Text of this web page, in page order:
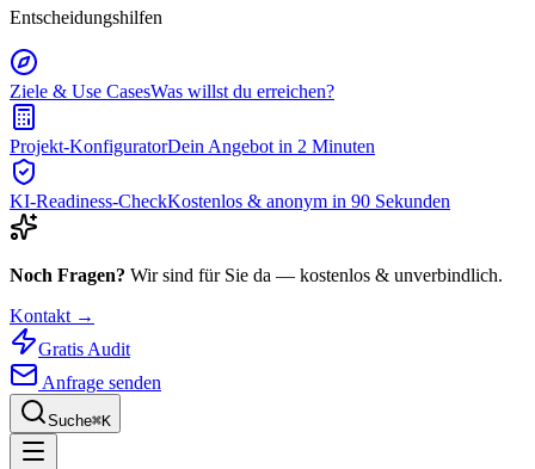
Entscheidungshilfen
Ziele & Use CasesWas willst du erreichen?
Projekt-KonfiguratorDein Angebot in 2 Minuten
KI-Readiness-CheckKostenlos & anonym in 90 Sekunden
Noch Fragen? Wir sind für Sie da — kostenlos & unverbindlich.
Kontakt →
Gratis Audit
Anfrage senden
Suche⌘K